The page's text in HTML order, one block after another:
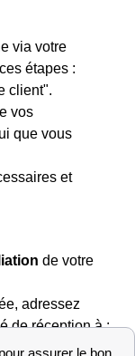
via votre
étapes :
client".
vos
que vous
et
de votre
adressez
de réception à :